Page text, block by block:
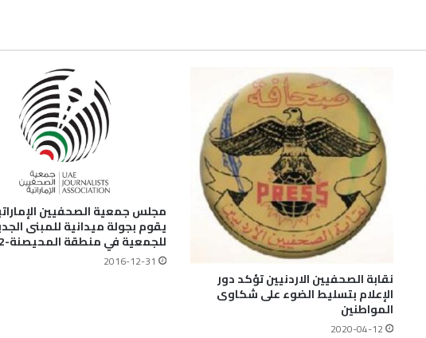
نقابة الصحفيين الاردنيين تؤكد دور
الإعلام بتسليط الضوء على شكاوى
المواطنين
2020-04-12
مجلس جمعية الصحفيين
يقوم بجولة ميدانية للمبنى
للجمعية في منطقة المحيصنة-2 بدبي
2016-12-31